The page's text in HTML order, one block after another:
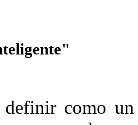
definir como